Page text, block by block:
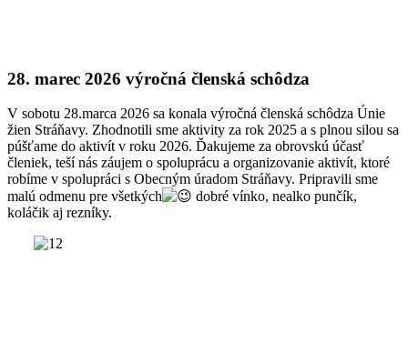
28. marec 2026 výročná členská schôdza
V sobotu 28.marca 2026 sa konala výročná členská schôdza Únie
žien Stráňavy. Zhodnotili sme aktivity za rok 2025 a s plnou silou sa
púšťame do aktivít v roku 2026. Ďakujeme za obrovskú účasť
členiek, teší nás záujem o spoluprácu a organizovanie aktivít, ktoré
robíme v spolupráci s Obecným úradom Stráňavy. Pripravili sme
malú odmenu pre všetkých
dobré vínko, nealko punčík,
koláčik aj rezníky.